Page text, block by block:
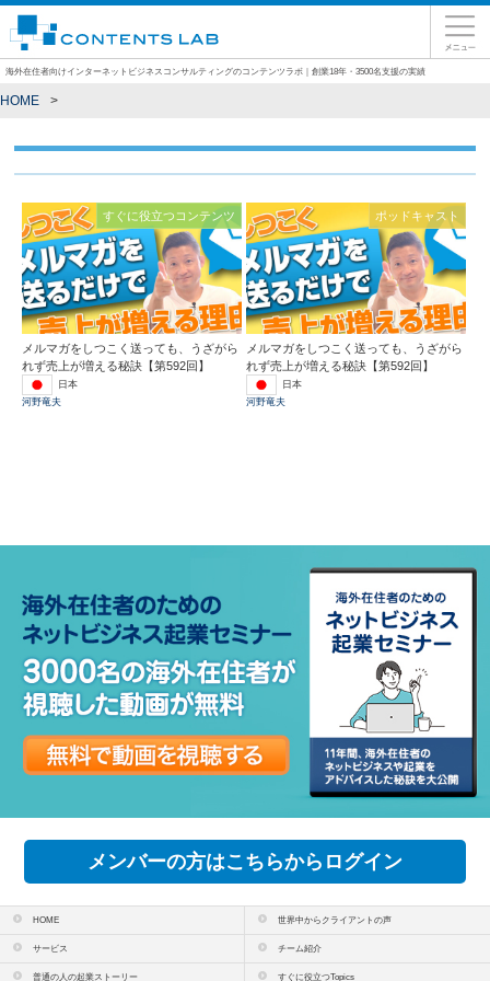
海外在住者向けインターネットビジネスコンサルティングのコンテンツラボ｜創業18年・3500名支援の実績
HOME
すぐに役立つコンテンツ
メルマガをしつこく送っても、うざがら
れず売上が増える秘訣【第592回】
日本
河野竜夫
ポッドキャスト
メルマガをしつこく送っても、うざがら
れず売上が増える秘訣【第592回】
日本
河野竜夫
メンバーの方はこちらからログイン
HOME 世界中からクライアントの声
サービス チーム紹介
普通の人の起業ストーリー すぐに役立つTopics